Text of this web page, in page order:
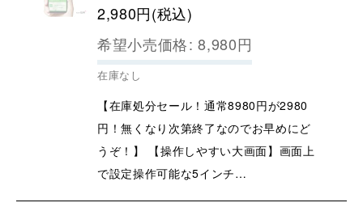
2,980円(税込)
希望小売価格: 8,980円
在庫なし
【在庫処分セール！通常8980円が2980
円！無くなり次第終了なのでお早めにど
うぞ！】 【操作しやすい大画面】画面上
で設定操作可能な5インチ…